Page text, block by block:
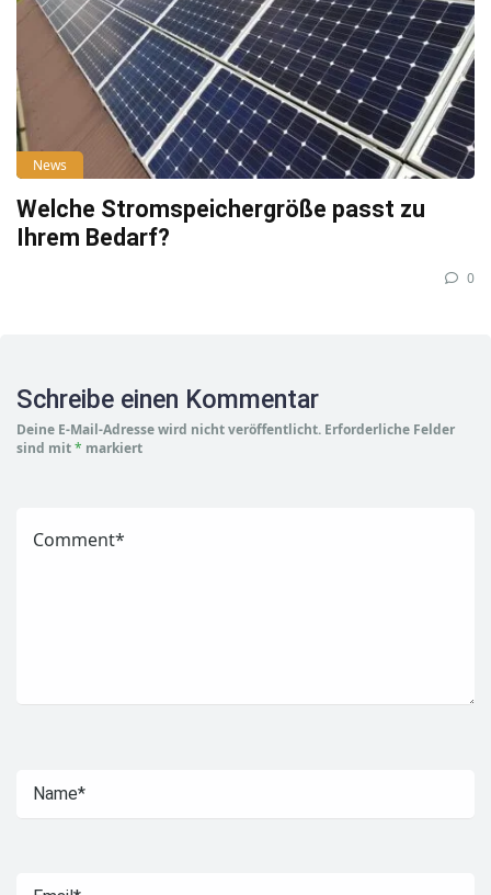
News
Welche Stromspeichergröße passt zu
Ihrem Bedarf?
0
Schreibe einen Kommentar
Deine E-Mail-Adresse wird nicht veröffentlicht. Erforderliche Felder
sind mit* markiert